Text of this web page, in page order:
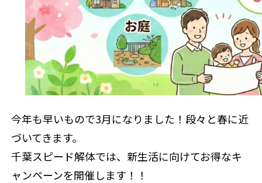
補助金情報
来店
今年も早いもので3月になりました！段々と春に近
づいてきます。
千葉スピード解体では、新生活に向けてお得なキ
ャンペーンを開催します！！